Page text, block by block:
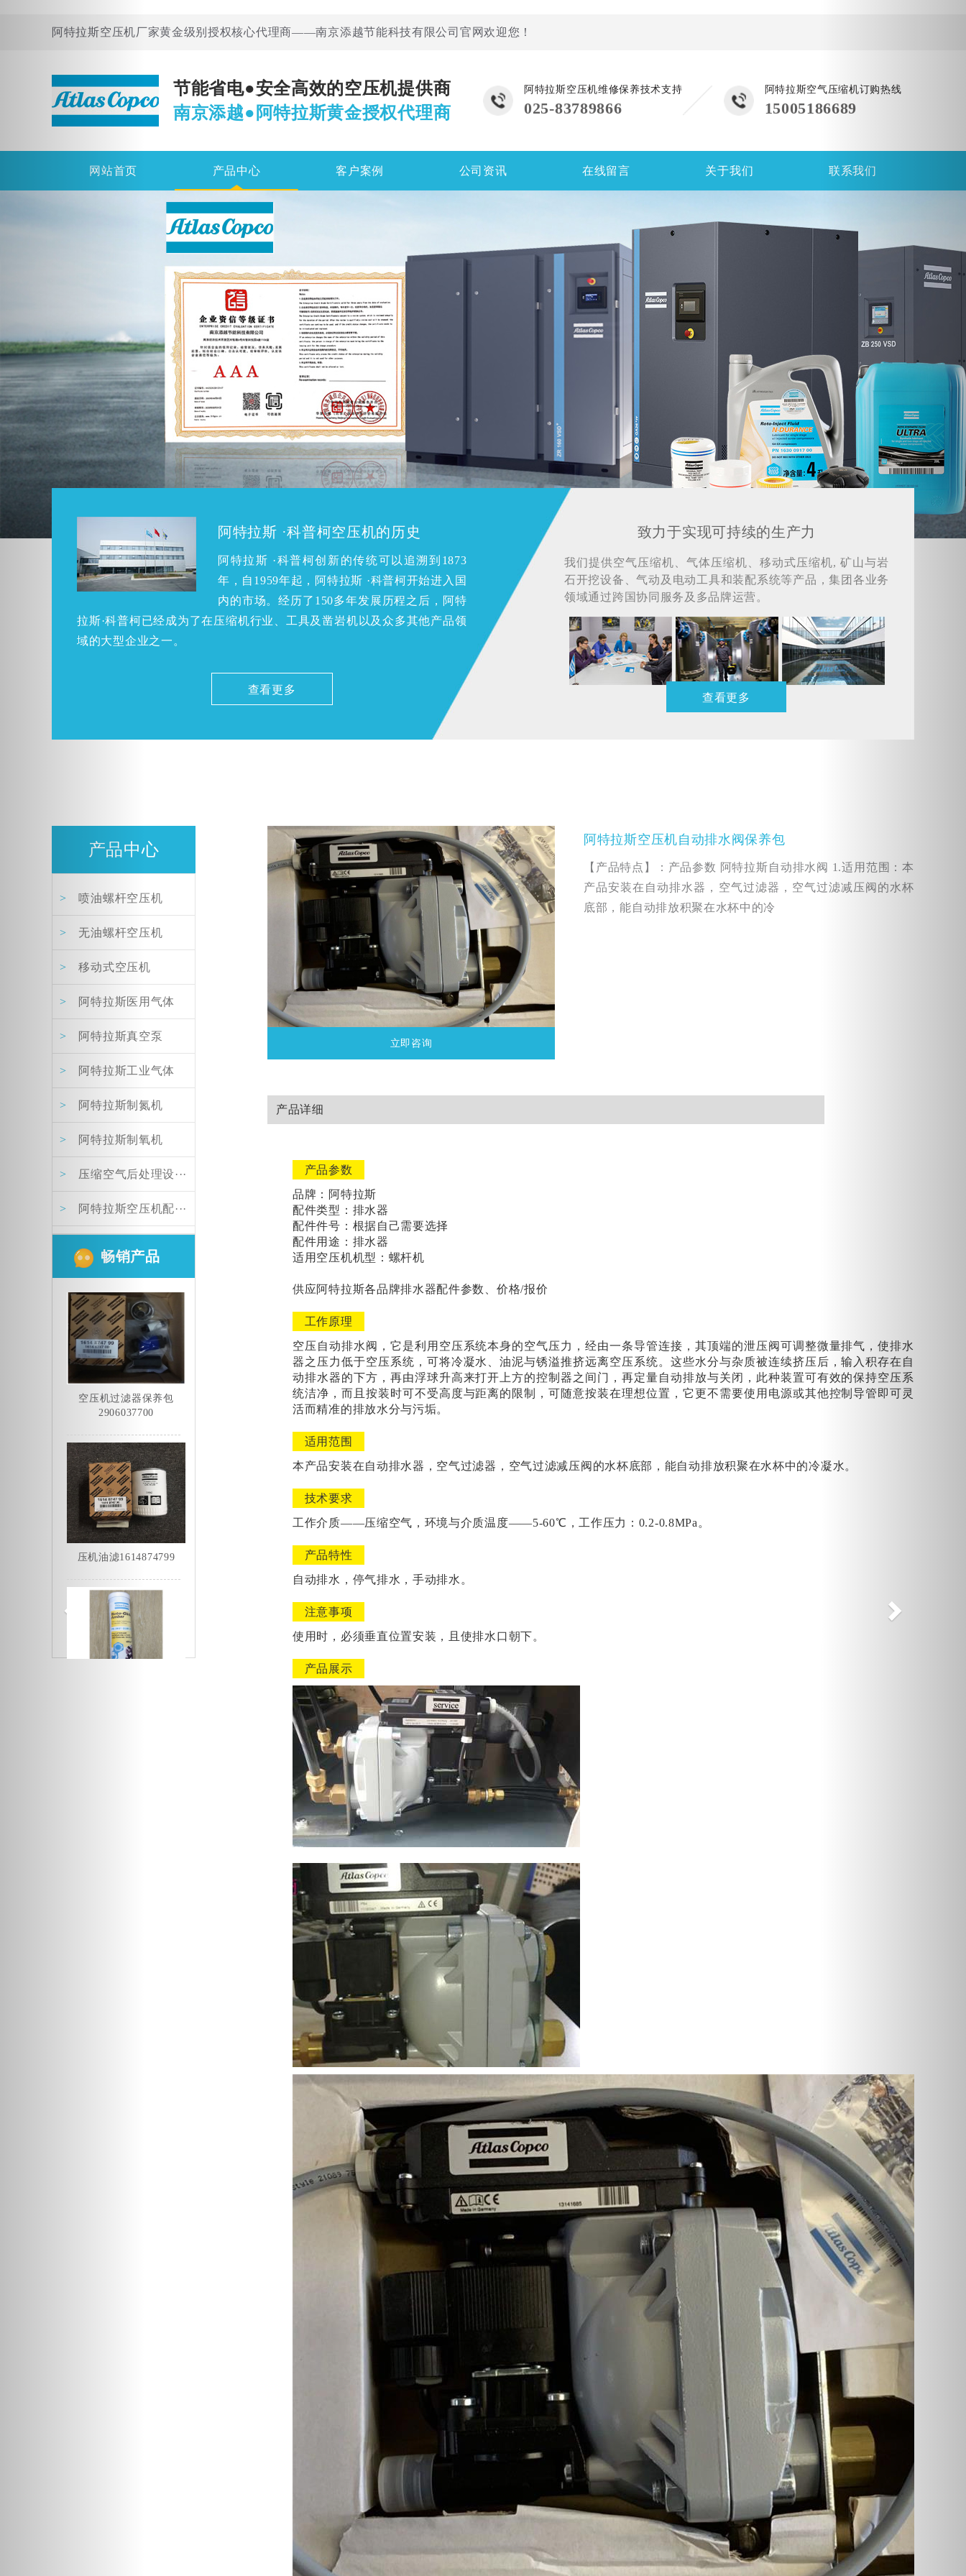
阿特拉斯空压机厂家黄金级别授权核心代理商——南京添越节能科技有限公司官网欢迎您！
节能省电●安全高效的空压机提供商
南京添越●阿特拉斯黄金授权代理商
阿特拉斯空压机维修保养技术支持
025-83789866
阿特拉斯空气压缩机订购热线
15005186689
网站首页 产品中心 客户案例 公司资讯 在线留言 关于我们 联系我们
阿特拉斯 ·科普柯空压机的历史
阿特拉斯 ·科普柯创新的传统可以追溯到1873
年，自1959年起，阿特拉斯 ·科普柯开始进入国
内的市场。经历了150多年发展历程之后，阿特
拉斯·科普柯已经成为了在压缩机行业、工具及凿岩机以及众多其他产品领
域的大型企业之一。
查看更多
致力于实现可持续的生产力
我们提供空气压缩机、气体压缩机、移动式压缩机, 矿山与岩
石开挖设备、气动及电动工具和装配系统等产品，集团各业务
领域通过跨国协同服务及多品牌运营。
查看更多
产品中心
> 喷油螺杆空压机
> 无油螺杆空压机
>移动式空压机
> 阿特拉斯医用气体
> 阿特拉斯真空泵
> 阿特拉斯工业气体
> 阿特拉斯制氮机
> 阿特拉斯制氧机
> 压缩空气后处理设···
> 阿特拉斯空压机配···
畅销产品
阿特拉斯空压机自动排水
阀保养包
阿特拉斯最小压力阀保养
包
空压机过滤器保养包
2901033803
立即咨询
阿特拉斯空压机自动排水阀保养包
【产品特点】：产品参数 阿特拉斯自动排水阀 1.适用范围：本
产品安装在自动排水器，空气过滤器，空气过滤减压阀的水杯
底部，能自动排放积聚在水杯中的冷
产品详细
产品参数
品牌： 阿特拉斯
配件类型：排水器
配件件号：根据自己需要选择
配件用途：排水器
适用空压机机型：螺杆机
供应阿特拉斯各品牌排水器配件参数、价格/报价
工作原理
空压自动排水阀，它是利用空压系统本身的空气压力，经由一条导管连接，其顶端的泄压阀可调整微量排气，使排水
器之压力低于空压系统，可将冷凝水、油泥与锈溢推挤远离空压系统。这些水分与杂质被连续挤压后，输入积存在自
动排水器的下方，再由浮球升高来打开上方的控制器之间门，再定量自动排放与关闭，此种装置可有效的保持空压系
统洁净，而且按装时可不受高度与距离的限制，可随意按装在理想位置，它更不需要使用电源或其他控制导管即可灵
活而精准的排放水分与污垢。
适用范围
本产品安装在自动排水器，空气过滤器，空气过滤减压阀的水杯底部，能自动排放积聚在水杯中的冷凝水。
技术要求
工作介质——压缩空气，环境与介质温度——5-60℃，工作压力：0.2-0.8MPa。
产品特性
自动排水，停气排水，手动排水。
注意事项
使用时，必须垂直位置安装，且使排水口朝下。
产品展示